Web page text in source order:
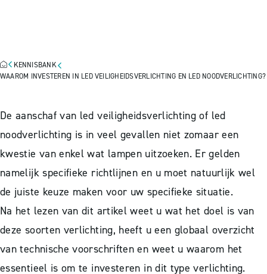
KENNISBANK
WAAROM INVESTEREN IN LED VEILIGHEIDSVERLICHTING EN LED NOODVERLICHTING?
De aanschaf van led veiligheidsverlichting of led
noodverlichting is in veel gevallen niet zomaar een
kwestie van enkel wat lampen uitzoeken. Er gelden
namelijk specifieke richtlijnen en u moet natuurlijk wel
de juiste keuze maken voor uw specifieke situatie.
Na het lezen van dit artikel weet u wat het doel is van
deze soorten verlichting, heeft u een globaal overzicht
van technische voorschriften en weet u waarom het
essentieel is om te investeren in dit type verlichting.